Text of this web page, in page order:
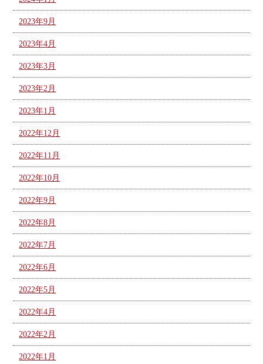
2023年9月
2023年4月
2023年3月
2023年2月
2023年1月
2022年12月
2022年11月
2022年10月
2022年9月
2022年8月
2022年7月
2022年6月
2022年5月
2022年4月
2022年2月
2022年1月